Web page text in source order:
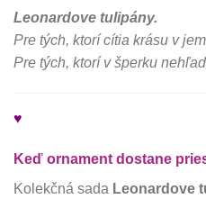
Leonardove tulipány.
Pre tých, ktorí cítia krásu v
Pre tých, ktorí v šperku
♥
Keď ornament dostane
Kolekčná sada Leonardove